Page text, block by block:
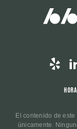
El contenido de
únicamente.